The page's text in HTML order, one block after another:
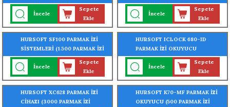
3000 KART - 3000 ŞİFRE
OKUMA ÖZELLİĞİ)
İncele
Sepete
Ekle
OKUMA ÖZELLİĞİ)
İncele
Sepete
Ekle
HURSOFT SF100 PARMAK İZİ
SİSTEMLERİ (1.500 PARMAK İZİ
OKUMA ÖZELLİĞİ)
İncele
Sepete
Ekle
HURSOFT ICLOCK 680-ID
PARMAK İZİ OKUYUCU
SİSTEMLERİ (8000 PARMAK İZİ
OKUMA ÖZELLİĞİ)
İncele
Sepete
Ekle
HURSOFT XC628 PARMAK İZİ
CİHAZI (3000 PARMAK İZİ
HURSOFT K70-MF PARMAK İZİ
OKUYUCU (500 PARMAK İZİ